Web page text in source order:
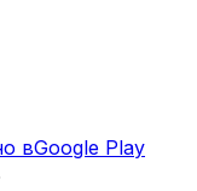
вGoogle Play